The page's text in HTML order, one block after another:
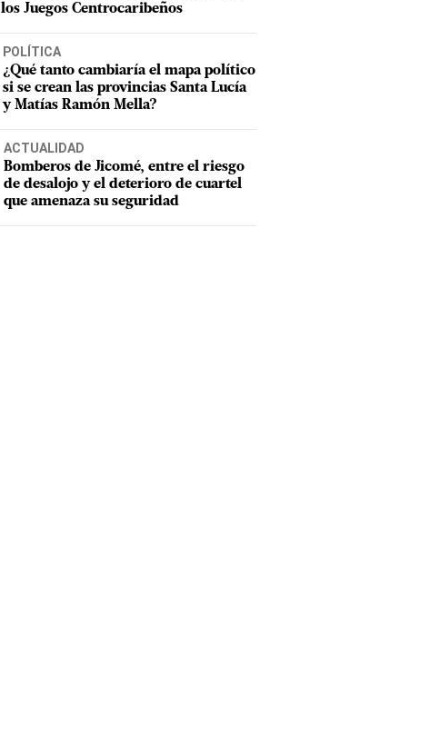
los Juegos Centrocaribeños
POLÍTICA
¿Qué tanto cambiaría el mapa político
si se crean las provincias Santa Lucía
y Matías Ramón Mella?
ACTUALIDAD
Bomberos de Jicomé, entre el riesgo
de desalojo y el deterioro de cuartel
que amenaza su seguridad